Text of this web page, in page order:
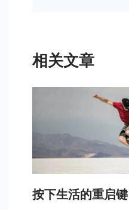
相关文章
按下生活的重启键